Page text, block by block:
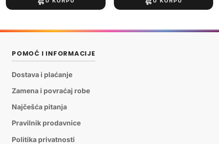
POMOĆ I INFORMACIJE
Dostava i plaćanje
Zamena i povraćaj robe
Najčešća pitanja
Pravilnik prodavnice
Politika privatnosti